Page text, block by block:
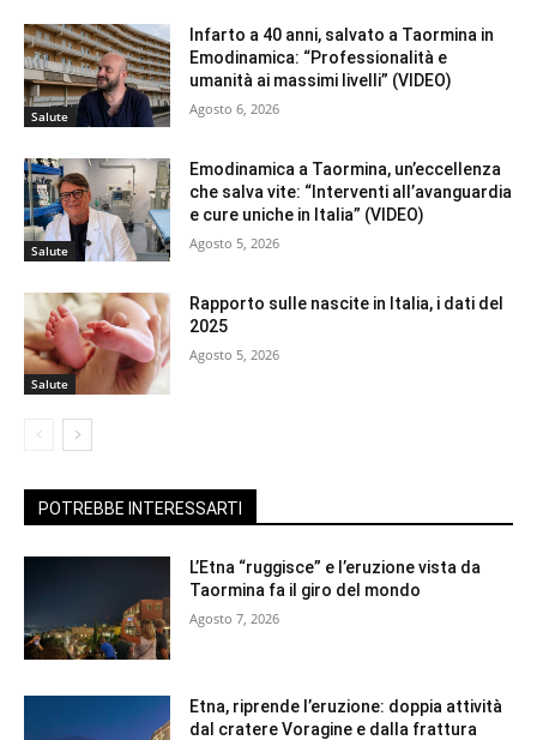
Salute
Infarto a 40 anni, salvato a Taormina in
Emodinamica: “Professionalità e
umanità ai massimi livelli” (VIDEO)
Agosto 6, 2026
Salute
Emodinamica a Taormina, un’eccellenza
che salva vite: “Interventi all’avanguardia
e cure uniche in Italia” (VIDEO)
Agosto 5, 2026
Salute
Rapporto sulle nascite in Italia, i dati del
2025
Agosto 5, 2026
POTREBBE INTERESSARTI
L’Etna “ruggisce” e l’eruzione vista da
Taormina fa il giro del mondo
Agosto 7, 2026
Etna, riprende l’eruzione: doppia attività
dal cratere Voragine e dalla frattura